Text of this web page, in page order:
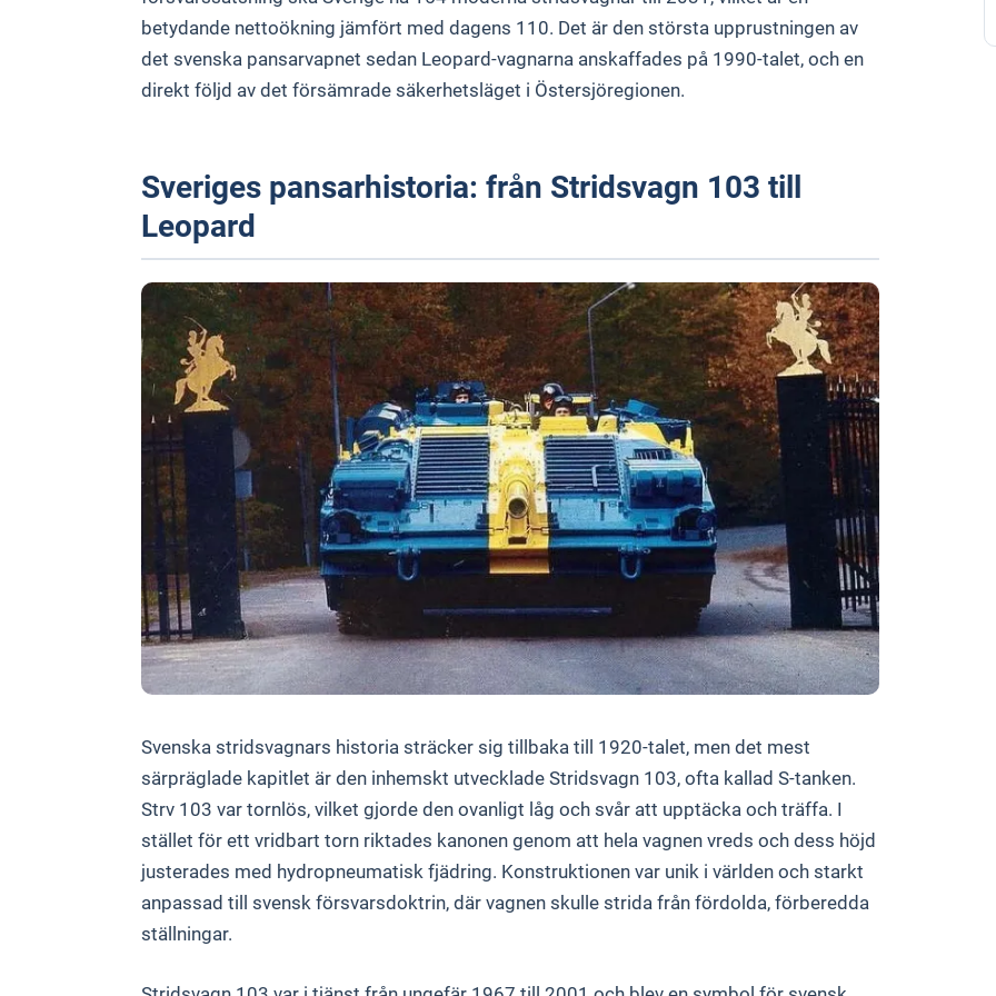
betydande nettoökning jämfört med dagens 110. Det är den största upprustningen av
det svenska pansarvapnet sedan Leopard-vagnarna anskaffades på 1990-talet, och en
direkt följd av det försämrade säkerhetsläget i Östersjöregionen.
Sveriges pansarhistoria: från Stridsvagn 103 till
Leopard
Svenska stridsvagnars historia sträcker sig tillbaka till 1920-talet, men det mest
särpräglade kapitlet är den inhemskt utvecklade Stridsvagn 103, ofta kallad S-tanken.
Strv 103 var tornlös, vilket gjorde den ovanligt låg och svår att upptäcka och träffa. I
stället för ett vridbart torn riktades kanonen genom att hela vagnen vreds och dess höjd
justerades med hydropneumatisk fjädring. Konstruktionen var unik i världen och starkt
anpassad till svensk försvarsdoktrin, där vagnen skulle strida från fördolda, förberedda
ställningar.